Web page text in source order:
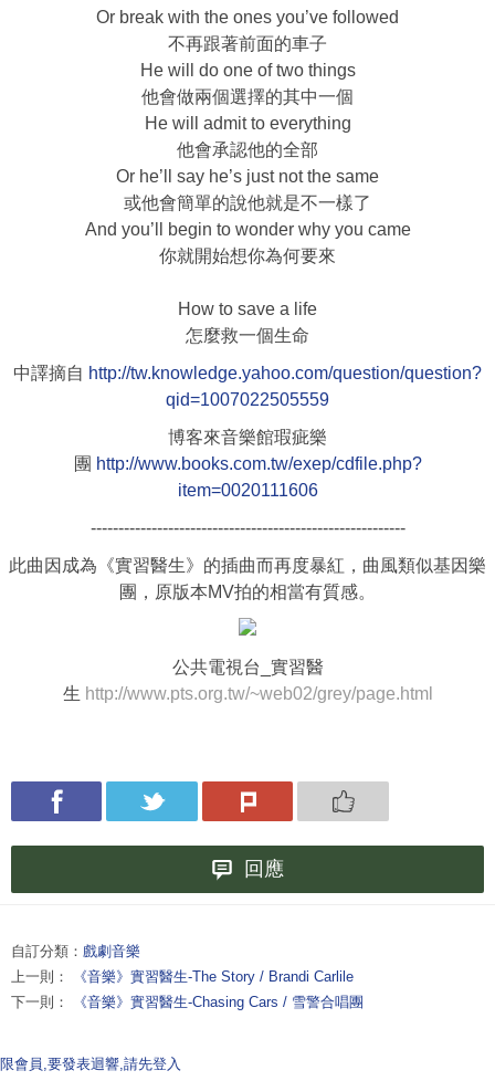
Or break with the ones you’ve followed
不再跟著前面的車子
He will do one of two things
他會做兩個選擇的其中一個
He will admit to everything
他會承認他的全部
Or he’ll say he’s just not the same
或他會簡單的說他就是不一樣了
And you’ll begin to wonder why you came
你就開始想你為何要來
How to save a life
怎麼救一個生命
中譯摘自 http://tw.knowledge.yahoo.com/question/question?
qid=1007022505559
博客來音樂館瑕疵樂
團 http://www.books.com.tw/exep/cdfile.php?
item=0020111606
---------------------------------------------------------
此曲因成為 《實習醫生》的插曲而再度暴紅，曲風類似基因樂
團，原版本MV拍的相當有質感。
公共電視台_實習醫
生 http://www.pts.org.tw/~web02/grey/page.html
回應
自訂分類： 戲劇音樂
上一則：
《音樂》實習醫生-The Story / Brandi Carlile
下一則：
《音樂》實習醫生-Chasing Cars / 雪警合唱團
限會員,要發表迴響,請先登入